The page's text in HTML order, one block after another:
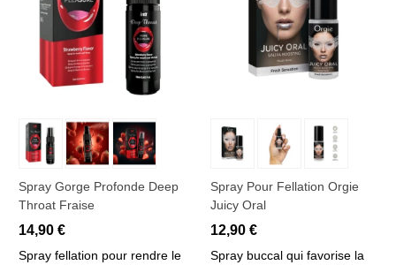
Spray Gorge Profonde Deep
Throat Fraise
14,90 €
Spray fellation pour rendre le
Spray Pour Fellation Orgie
Juicy Oral
12,90 €
Spray buccal qui favorise la